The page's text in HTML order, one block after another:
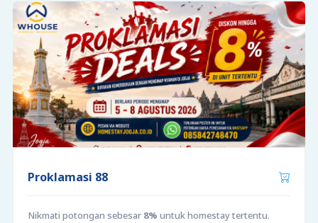
Proklamasi 88
Nikmati potongan sebesar 8% untuk homestay tertentu.